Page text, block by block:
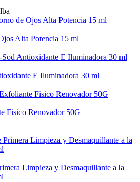
Alta Potencia 15 ml
E Iluminadora 30 ml
Fisico Renovador 50G
Limpieza y Desmaquillante a la